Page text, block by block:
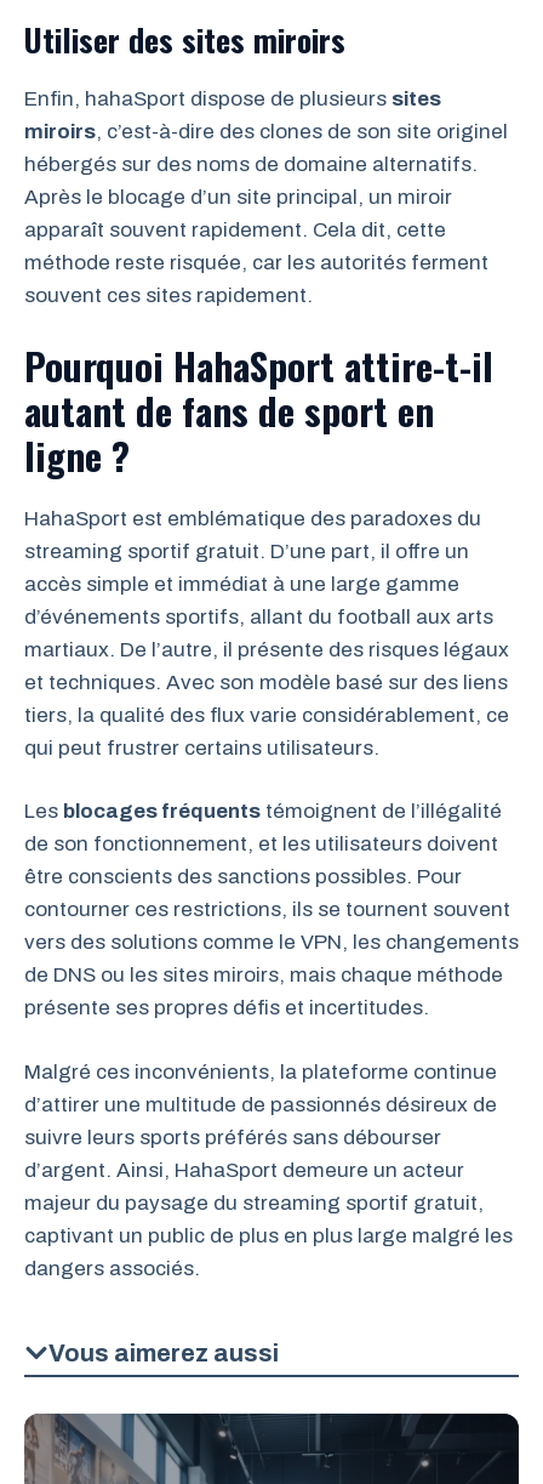
Utiliser des sites miroirs
Enfin, hahaSport dispose de plusieurs sites
miroirs, c’est-à-dire des clones de son site originel
hébergés sur des noms de domaine alternatifs.
Après le blocage d’un site principal, un miroir
apparaît souvent rapidement. Cela dit, cette
méthode reste risquée, car les autorités ferment
souvent ces sites rapidement.
Pourquoi HahaSport attire-t-il
autant de fans de sport en
ligne ?
HahaSport est emblématique des paradoxes du
streaming sportif gratuit. D’une part, il offre un
accès simple et immédiat à une large gamme
d’événements sportifs, allant du football aux arts
martiaux. De l’autre, il présente des risques légaux
et techniques. Avec son modèle basé sur des liens
tiers, la qualité des flux varie considérablement, ce
qui peut frustrer certains utilisateurs.
Les blocages fréquents témoignent de l’illégalité
de son fonctionnement, et les utilisateurs doivent
être conscients des sanctions possibles. Pour
contourner ces restrictions, ils se tournent souvent
vers des solutions comme le VPN, les changements
de DNS ou les sites miroirs, mais chaque méthode
présente ses propres défis et incertitudes.
Malgré ces inconvénients, la plateforme continue
d’attirer une multitude de passionnés désireux de
suivre leurs sports préférés sans débourser
d’argent. Ainsi, HahaSport demeure un acteur
majeur du paysage du streaming sportif gratuit,
captivant un public de plus en plus large malgré les
dangers associés.
Vous aimerez aussi